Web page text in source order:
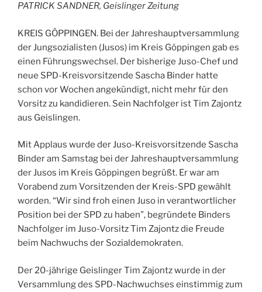
PATRICK SANDNER, Geislinger Zeitung
KREIS GÖPPINGEN. Bei der Jahreshauptversammlung
der Jungsozialisten (Jusos) im Kreis Göppingen gab es
einen Führungswechsel. Der bisherige Juso-Chef und
neue SPD-Kreisvorsitzende Sascha Binder hatte
schon vor Wochen angekündigt, nicht mehr für den
Vorsitz zu kandidieren. Sein Nachfolger ist Tim Zajontz
aus Geislingen.
Mit Applaus wurde der Juso-Kreisvorsitzende Sascha
Binder am Samstag bei der Jahreshauptversammlung
der Jusos im Kreis Göppingen begrüßt. Er war am
Vorabend zum Vorsitzenden der Kreis-SPD gewählt
worden. “Wir sind froh einen Juso in verantwortlicher
Position bei der SPD zu haben”, begründete Binders
Nachfolger im Juso-Vorsitz Tim Zajontz die Freude
beim Nachwuchs der Sozialdemokraten.
Der 20-jährige Geislinger Tim Zajontz wurde in der
Versammlung des SPD-Nachwuchses einstimmig zum